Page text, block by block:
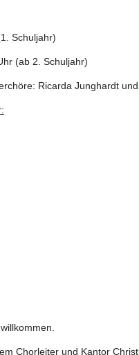
Schuljahr)
2. Schuljahr)
Ricarda Junghardt
Chorleiter und Kantor